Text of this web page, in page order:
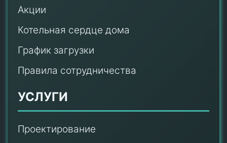
Акции
Котельная сердце дома
График загрузки
Правила сотрудничества
УСЛУГИ
Проектирование